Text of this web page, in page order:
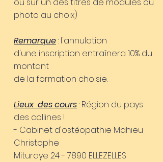
photo au choix)
Remarque: l'annulation
d'une inscription entraînera 10% du
montant
de la formation choisie.
Lieux des cours: Région du pays
des collines !
- Cabinet d'ostéopathie Mahieu
Christophe
Mituraye 24 - 7890 ELLEZELLES